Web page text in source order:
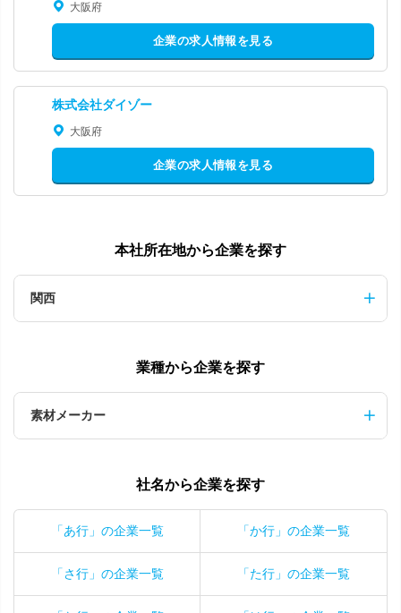
大阪府
企業の求人情報を見る
株式会社ダイゾー
大阪府
企業の求人情報を見る
本社所在地から企業を探す
関西
業種から企業を探す
素材メーカー
社名から企業を探す
「あ行」の企業一覧 「か行」の企業一覧
「さ行」の企業一覧 「た行」の企業一覧